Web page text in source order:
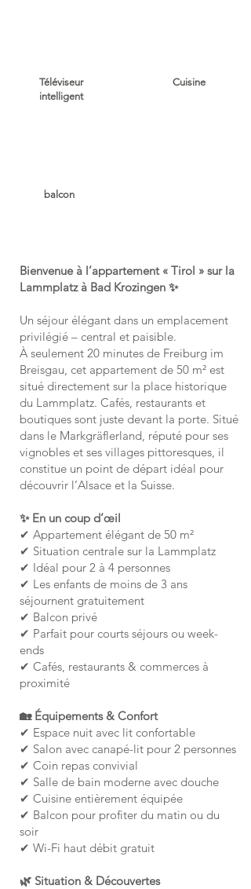
Téléviseur
intelligent
Cuisine
balcon
Bienvenue à l’appartement « Tirol » sur la
Lammplatz à Bad Krozingen ✨
Un séjour élégant dans un emplacement
privilégié – central et paisible.
À seulement 20 minutes de Freiburg im
Breisgau, cet appartement de 50 m² est
situé directement sur la place historique
du Lammplatz. Cafés, restaurants et
boutiques sont juste devant la porte. Situé
dans le Markgräflerland, réputé pour ses
vignobles et ses villages pittoresques, il
constitue un point de départ idéal pour
découvrir l’Alsace et la Suisse.
✨ En un coup d’œil
✔ Appartement élégant de 50 m²
✔ Situation centrale sur la Lammplatz
✔ Idéal pour 2 à 4 personnes
✔ Les enfants de moins de 3 ans
séjournent gratuitement
✔ Balcon privé
✔ Parfait pour courts séjours ou week-
ends
✔ Cafés, restaurants & commerces à
proximité
🏡 Équipements & Confort
✔ Espace nuit avec lit confortable
✔ Salon avec canapé-lit pour 2 personnes
✔ Coin repas convivial
✔ Salle de bain moderne avec douche
✔ Cuisine entièrement équipée
✔ Balcon pour profiter du matin ou du
soir
✔ Wi-Fi haut débit gratuit
🌿 Situation & Découvertes